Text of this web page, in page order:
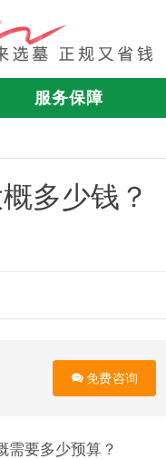
服务保障
多少钱？
免费咨询
需要多少预算？